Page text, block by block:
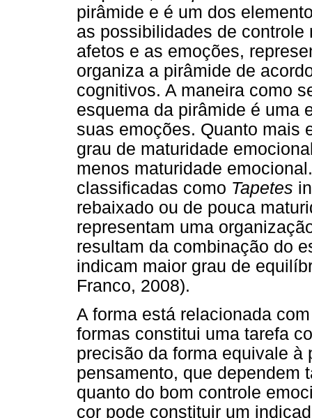
pirâmide e é um dos
as possibilidades de
afetos e as emoções,
organiza a pirâmide de
cognitivos. A maneira como
esquema da pirâmide é uma
suas emoções. Quanto mais
grau de maturidade
menos maturidade
classificadas como Tapetes
rebaixado ou de pouca
representam uma
resultam da combinação do
indicam maior grau de
Franco, 2008).
A forma está relacionada
formas constitui uma tarefa
precisão da forma equivale à
pensamento, que dependem
quanto do bom controle
cor pode constituir um